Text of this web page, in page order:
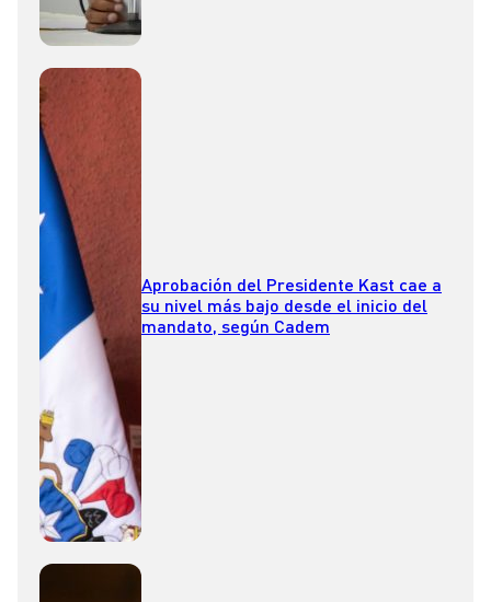
Aprobación del Presidente Kast cae a
su nivel más bajo desde el inicio del
mandato, según Cadem